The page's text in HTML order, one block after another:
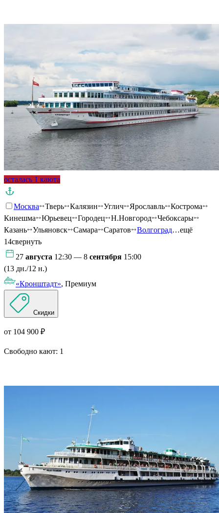
осталась 1 каюта
Москва Тверь Калязин Углич Ярославль
Кострома
Кинешма
Юрьевец Городец Н.Новгород
Чебоксары
Казань
Ульяновск Самара Саратов Волгоград…ещё
14свернуть
27 августа 12:30 — 8 сентября 15:00
(13 дн./12 н.)
«Кронштадт», Премиум
Скидки
от 104 900 ₽
Свободно кают: 1